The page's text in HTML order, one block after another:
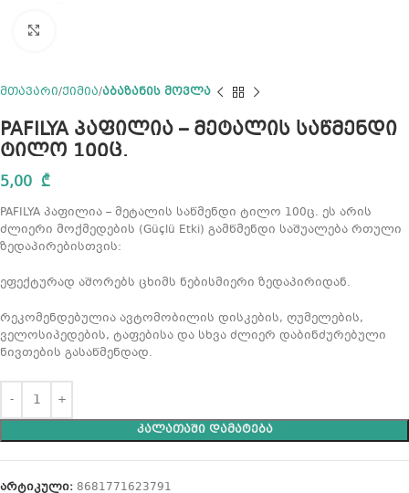
მთავარი ქიმია აბაზანის მოვლა
PAFILYA პაფილია – მეტალის საწმენდი
ტილო 100ც.
5,00 ₾
PAFILYA პაფილია – მეტალის საწმენდი ტილო 100ც. ეს არის
ძლიერი მოქმედების (Güçlü Etki) გამწმენდი საშუალება რთული
ზედაპირებისთვის:
ეფექტურად აშორებს ცხიმს ნებისმიერი ზედაპირიდან.
რეკომენდებულია ავტომობილის დისკების, ღუმელების,
ველოსიპედების, ტაფებისა და სხვა ძლიერ დაბინძურებული
ნივთების გასაწმენდად.
ᲙᲐᲚᲐᲗᲐᲨᲘ ᲓᲐᲛᲐᲢᲔᲑᲐ
არტიკული: 8681771623791